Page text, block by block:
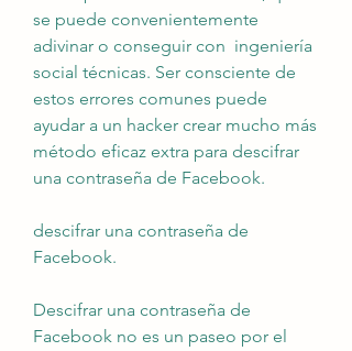
se puede convenientemente
adivinar o conseguir con  ingeniería
social técnicas. Ser consciente de
estos errores comunes puede
ayudar a un hacker crear mucho más
método eficaz extra para descifrar
una contraseña de Facebook.
descifrar una contraseña de
Facebook.
Descifrar una contraseña de
Facebook no es un paseo por el